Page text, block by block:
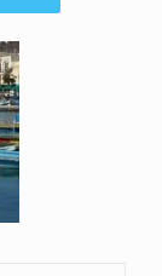
Massagestole er ikke længere forbeholdt luksuriøse spaer og wellnesscentre - de er nu tilgængelige til…